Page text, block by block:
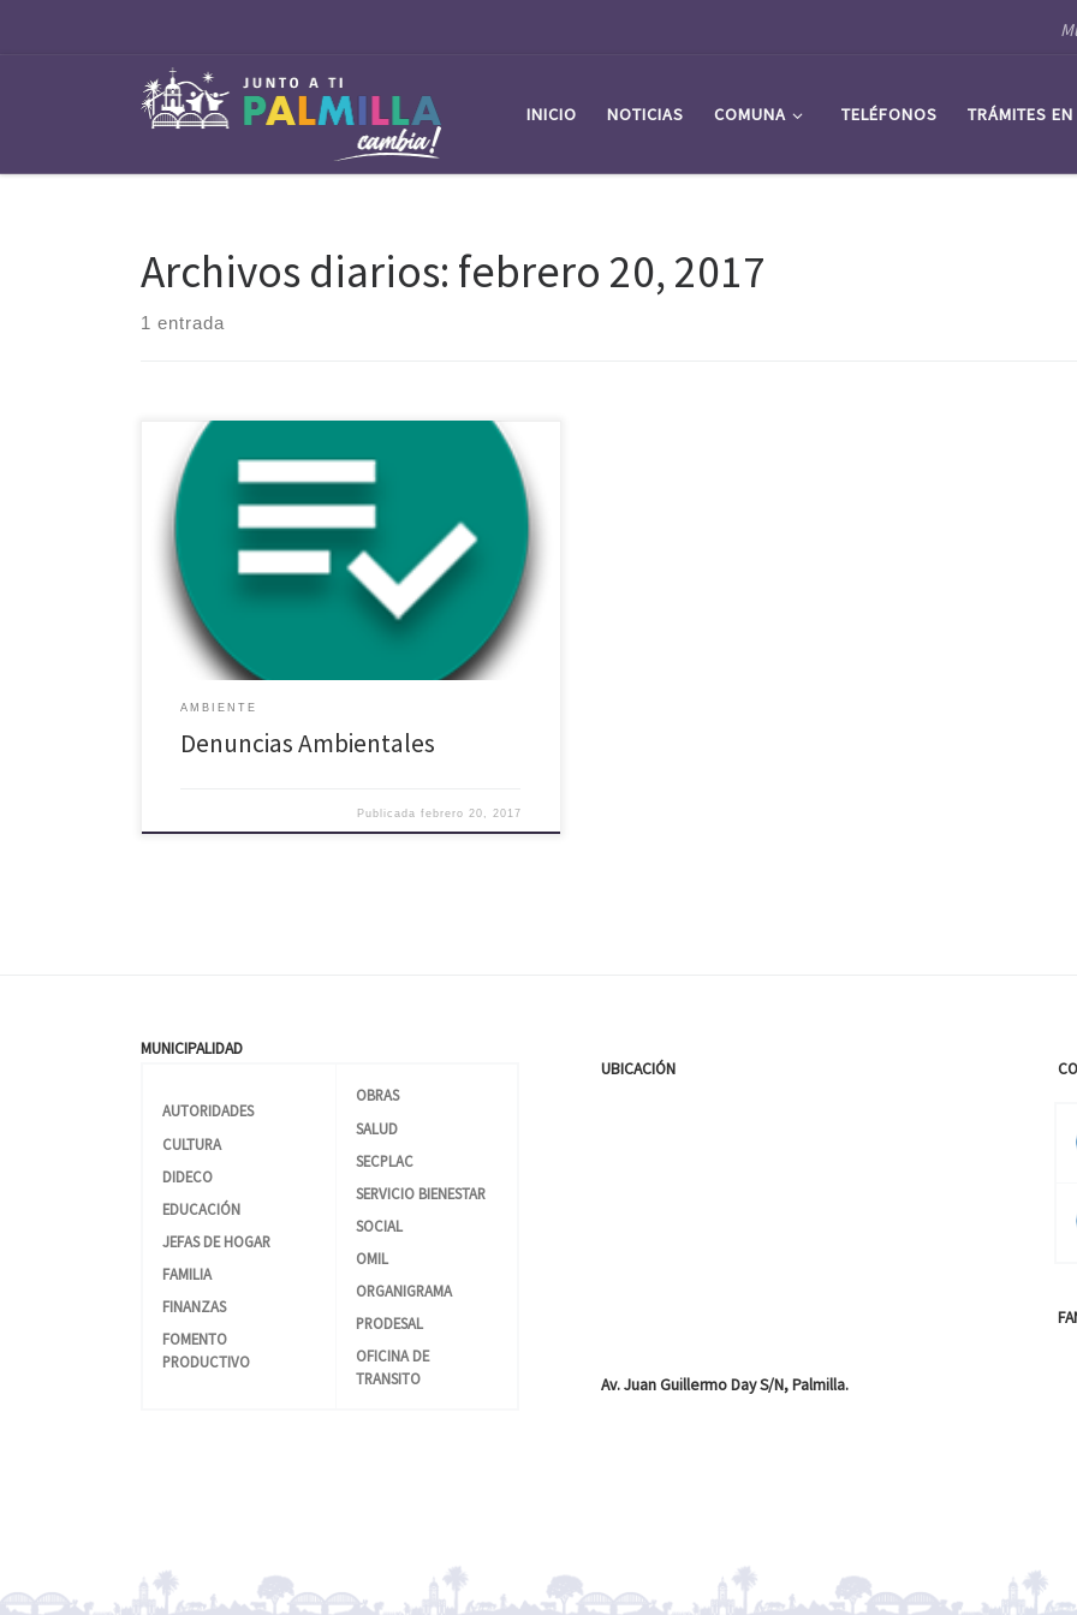
INICIO NOTICIAS COMUNA TELÉFONOS TRÁMITES
Archivos diarios: febrero 20, 2017
1 entrada
DENUNCIAS AMBIENTALES Instructivo Denuncias
Ambientales Formulario de Denuncias Formulario de
Denuncias Superintendencia Medio Ambiente Historial
Denuncias 2014/2015 Historial Denuncias 2016/2017
Enlaces Externos Superintendencia Medio Ambiente
Formulario de Reclamos SMA
AMBIENTE
Denuncias Ambientales
Publicada febrero 20, 2017
MUNICIPALIDAD
AUTORIDADES
CULTURA
DIDECO
EDUCACIÓN
JEFAS DE HOGAR
FAMILIA
FINANZAS
FOMENTO
PRODUCTIVO
OBRAS
SALUD
SECPLAC
SERVICIO BIENESTAR
SOCIAL
OMIL
ORGANIGRAMA
PRODESAL
OFICINA DE
TRANSITO
UBICACIÓN
Av. Juan Guillermo Day S/N, Palmilla.